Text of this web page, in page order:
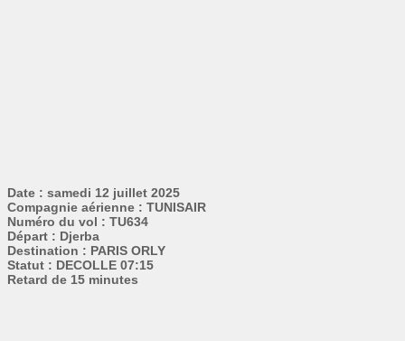
Date : samedi 12 juillet 2025
Compagnie aérienne : TUNISAIR
Numéro du vol : TU634
Départ : Djerba
Destination : PARIS ORLY
Statut : DECOLLE 07:15
Retard de 15 minutes